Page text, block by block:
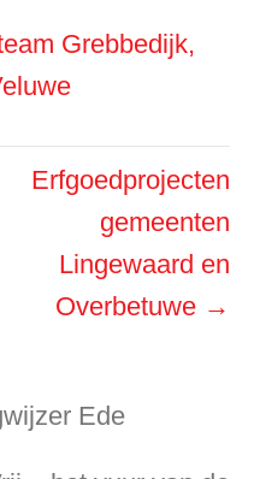
Grebbedijk,
Erfgoedprojecten
gemeenten
Lingewaard en
Overbetuwe →
Ede